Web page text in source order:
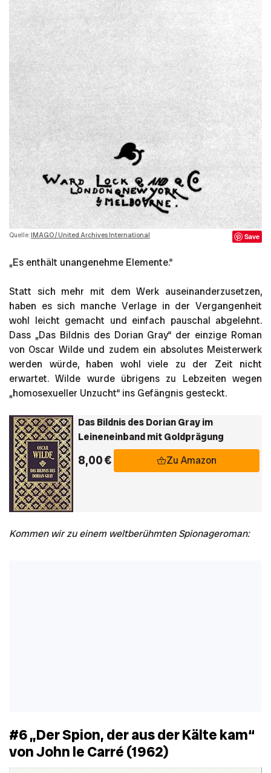
Quelle:IMAGO / United Archives International Save
„Es enthält unangenehme Elemente.“
Statt sich mehr mit dem Werk auseinanderzusetzen,
haben es sich manche Verlage in der Vergangenheit
wohl leicht gemacht und einfach pauschal abgelehnt.
Dass „Das Bildnis des Dorian Gray“ der einzige Roman
von Oscar Wilde und zudem ein absolutes Meisterwerk
werden würde, haben wohl viele zu der Zeit nicht
erwartet. Wilde wurde übrigens zu Lebzeiten wegen
„homosexueller Unzucht“ ins Gefängnis gesteckt.
Das Bildnis des Dorian Gray im
Leineneinband mit Goldprägung
8,00 € Zu Amazon
Kommen wir zu einem weltberühmten Spionageroman:
#6 „Der Spion, der aus der Kälte kam“
von John le Carré (1962)